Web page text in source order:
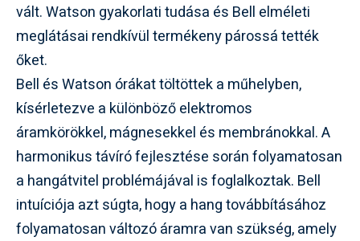
vált. Watson gyakorlati tudása és Bell elméleti
meglátásai rendkívül termékeny párossá tették
őket.
Bell és Watson órákat töltöttek a műhelyben,
kísérletezve a különböző elektromos
áramkörökkel, mágnesekkel és membránokkal. A
harmonikus távíró fejlesztése során folyamatosan
a hangátvitel problémájával is foglalkoztak. Bell
intuíciója azt súgta, hogy a hang továbbításához
folyamatosan változó áramra van szükség, amely